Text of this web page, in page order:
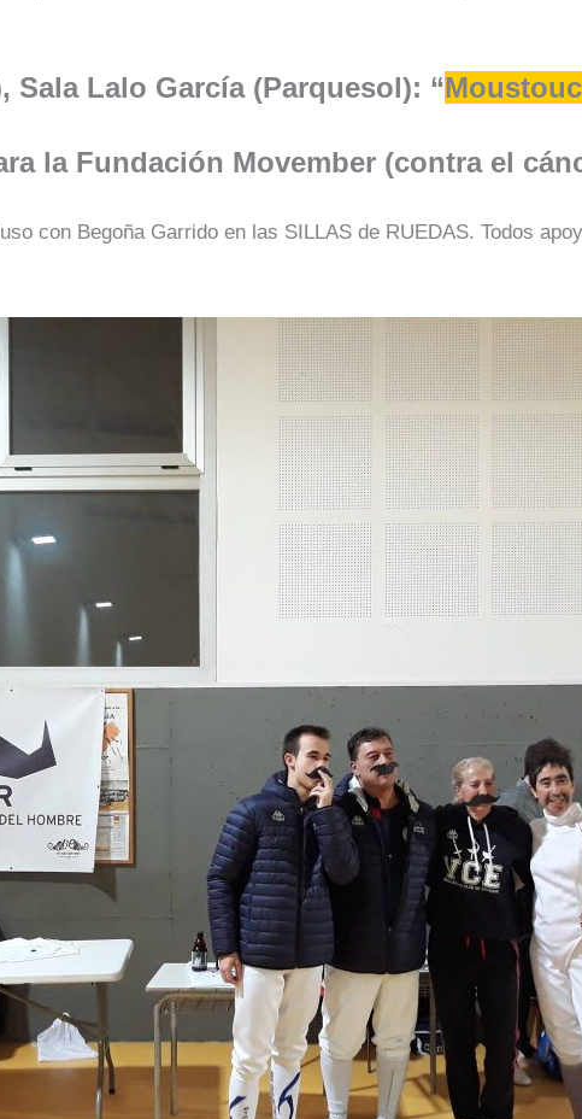
Sala Lalo García (Parquesol): “
la Fundación Movember (contra el
con Begoña Garrido en las SILLAS de RUEDAS. Todos